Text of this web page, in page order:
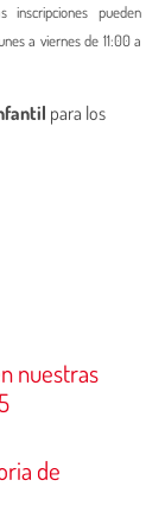
pueden
a viernes de 11:00 a
para los
nuestras
de